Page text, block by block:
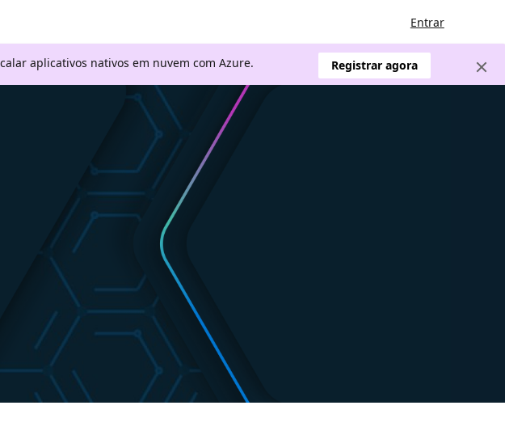
Entrar
aplicativos nativos em nuvem com Azure. Registrar agora